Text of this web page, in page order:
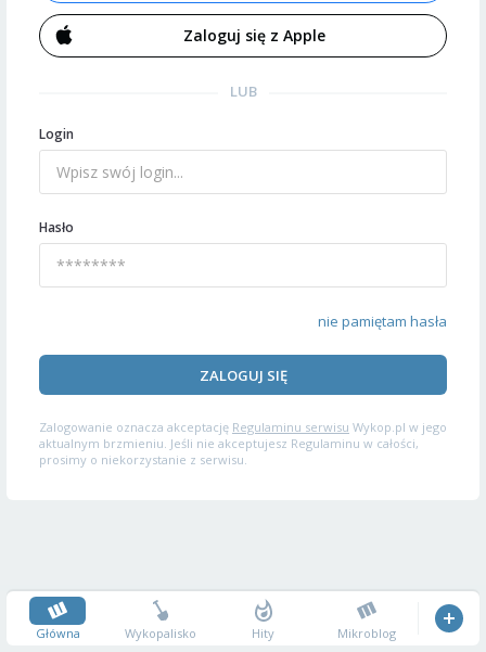
Zaloguj się z Apple
LUB
Login
Hasło
nie pamiętam hasła
ZALOGUJ SIĘ
Zalogowanie oznacza akceptację Regulaminu serwisu Wykop.pl w jego
aktualnym brzmieniu. Jeśli nie akceptujesz Regulaminu w całości,
prosimy o niekorzystanie z serwisu.
Główna Wykopalisko Hity Mikroblog